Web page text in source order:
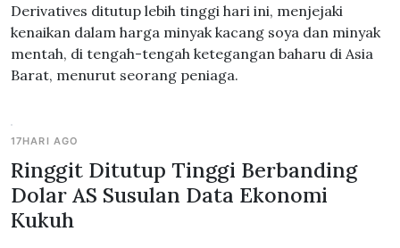
Derivatives ditutup lebih tinggi hari ini, menjejaki
kenaikan dalam harga minyak kacang soya dan minyak
mentah, di tengah-tengah ketegangan baharu di Asia
Barat, menurut seorang peniaga.
17HARI AGO
Ringgit Ditutup Tinggi Berbanding
Dolar AS Susulan Data Ekonomi
Kukuh